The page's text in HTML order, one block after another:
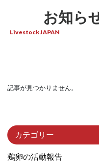
お知ら
Livestock JAPAN
記事が見つかりません。
カテゴリー
鶏卵の活動報告